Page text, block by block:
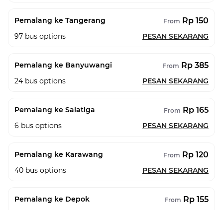
Pemalang ke Tangerang From Rp 150
97 bus options PESAN SEKARANG
Pemalang ke Banyuwangi From Rp 385
24 bus options PESAN SEKARANG
Pemalang ke Salatiga From Rp 165
6 bus options PESAN SEKARANG
Pemalang ke Karawang From Rp 120
40 bus options PESAN SEKARANG
Pemalang ke Depok From Rp 155